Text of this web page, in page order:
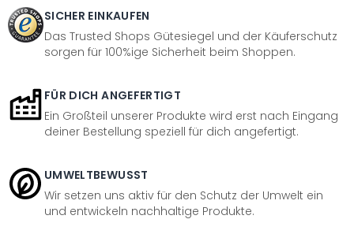
SICHER EINKAUFEN
Das Trusted Shops Gütesiegel und der Käuferschutz
sorgen für 100%ige Sicherheit beim Shoppen.
FÜR DICH ANGEFERTIGT
Ein Großteil unserer Produkte wird erst nach Eingang
deiner Bestellung speziell für dich angefertigt.
UMWELTBEWUSST
Wir setzen uns aktiv für den Schutz der Umwelt ein
und entwickeln nachhaltige Produkte.